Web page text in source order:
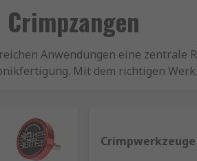
Anwendungen eine zentrale
Mit dem richtigen
sind aus einem oder mehreren
Crimpwerkzeuge